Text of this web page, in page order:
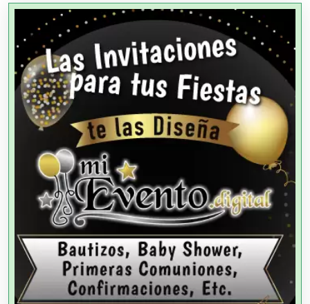
Agencias Aduanales
Agencias de Autos
Agencias de Cobranza
Agencias de Colocación
Agencias de Modelos
Agencias de Publicidad